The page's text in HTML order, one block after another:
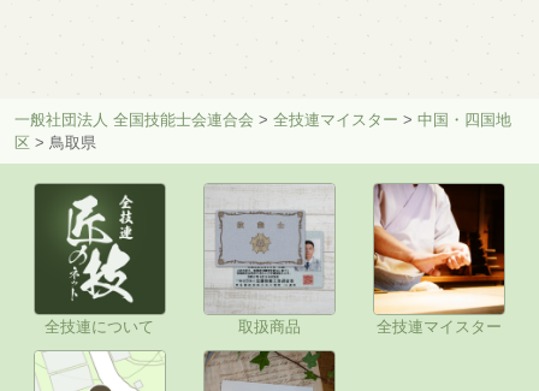
一般社団法人 全国技能士会連合会 > 全技連マイスター > 中国・四国地
区 > 鳥取県
全技連について 取扱商品 全技連マイスター